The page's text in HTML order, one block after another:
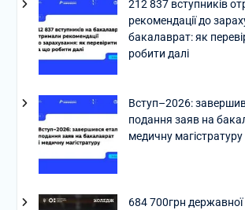
212 837 вступників
рекомендації до
бакалаврат: як
робити далі
Вступ–2026:
подання заяв на
медичну магістратуру
684 700грн